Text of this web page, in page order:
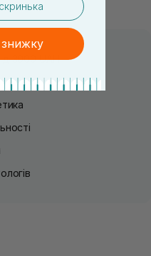
2025 р...
завдяки великій кількості
3000 UAH